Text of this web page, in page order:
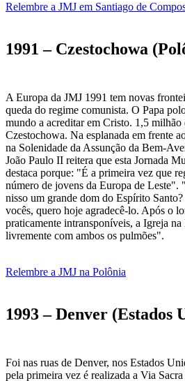
Relembre a JMJ em Santiago de
1991 – Czestochowa
A Europa da JMJ 1991 tem novas
queda do regime comunista. O Papa
mundo a acreditar em Cristo. 1,5 milhão
Czestochowa. Na esplanada em frente
na Solenidade da Assunção da Bem-
João Paulo II reitera que esta Jornada
destaca porque: "É a primeira vez que
número de jovens da Europa de Leste".
nisso um grande dom do Espírito
vocês, quero hoje agradecê-lo. Após o
praticamente intransponíveis, a Igreja
livremente com ambos os pulmões".
Relembre a JMJ na Polônia
1993 – Denver (Estados
Foi nas ruas de Denver, nos Estados
pela primeira vez é realizada a Via